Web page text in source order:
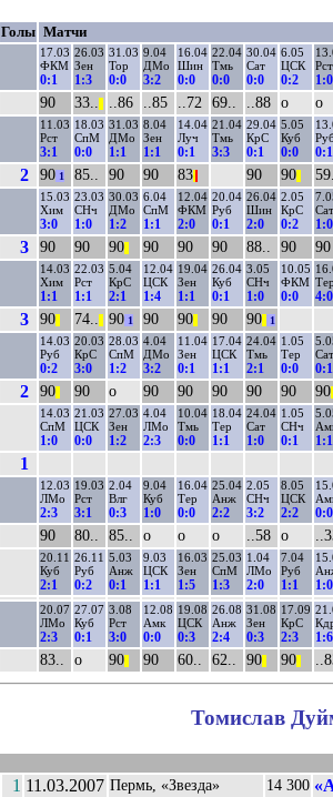
Голы Матчи
17.03
ФКМ
0:1
26.03
Зен
1:3
31.03
Тор
0:0
9.04
ДМо
3:2
16.04
Шин
0:0
22.04
Тмь
0:0
30.04
Сат
0:0
6.05
ЦСК
0:2
Рст
1:0
90 33.. ..86 ..85 ..72 69.. ..88 о о
11.03
Рст
3:1
18.03
СпМ
0:0
31.03
ДМо
1:1
8.04
Зен
1:1
14.04
Луч
0:1
21.04
Тмь
3:3
29.04
КрС
0:1
5.05
Куб
0:0 0:1
2 901 85.. 90 90 83| 90 90||
15.03
Хим
3:0
23.03
СНч
1:0
30.03
ДМо
1:2
6.04
СпМ
1:1
12.04
ФКМ
2:0
20.04
Руб
0:1
26.04
Шин
2:0
2.05
КрС
0:2
Сат
1:0
3 90 90 90|| 90 90 90 88.. 90 90
14.03
Хим
1:1
22.03
Рст
1:1
5.04
КрС
2:1
12.04
ЦСК
1:4
19.04
Зен
1:1
26.04
Куб
0:1
3.05
СНч
1:0
10.05
ФКМ
0:0
Тер
4:0
3 90|| 74.. 901 90 90|| 90 90|| 1
14.03
Руб
0:2
20.03
КрС
3:0
28.03
СпМ
1:2
4.04
ДМо
3:2
11.04
Зен
0:1
17.04
ЦСК
1:1
24.04
Тмь
2:1
1.05
Тер
0:0
Сат
0:1
2 90|| 90 о 90 90 90 90 90 90||
14.03
СпМ
1:0
21.03
ЦСК
0:0
27.03
Зен
1:2
4.04
ЛМо
2:3
10.04
Тмь
0:0
18.04
Тер
1:1
24.04
Сат
1:0
1.05
СНч
0:1 1:1
1
12.03
ЛМо
2:3
19.03
Рст
3:1
2.04
Влг
0:3
9.04
Куб
1:0
16.04
Тер
0:0
25.04
Анж
2:2
2.05
СНч
3:2
8.05
ЦСК
2:2 0:0
90 80.. 85.. о о о ..58 о
20.11
Куб
2:1
26.11
Руб
0:2
5.03
Анж
0:1
9.03
ЦСК
1:1
16.03
Зен
1:5
25.03
СпМ
1:3
1.04
ЛМо
2:0
7.04
Руб
1:1 1:0
20.07
ЛМо
2:3
27.07
Куб
0:1
3.08
Рст
3:0
12.08
Амк
0:0
19.08
ЦСК
0:3
26.08
Анж
2:4
31.08
Зен
0:3
17.09
КрС
2:3 1:6
83.. о 90|| 90 60.. 62.. 90|| 90||
Томислав
1 11.03.2007 Пермь, «Звезда» 14 300